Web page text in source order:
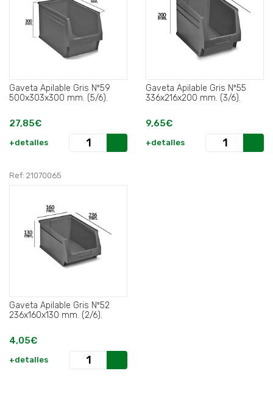
Gaveta Apilable Gris Nº59
500x303x300 mm. (5/6).
27,85€
+detalles
Gaveta Apilable Gris Nº55
336x216x200 mm. (3/6).
9,65€
+detalles
Ref: 21070065
Gaveta Apilable Gris Nº52
236x160x130 mm. (2/6).
4,05€
+detalles